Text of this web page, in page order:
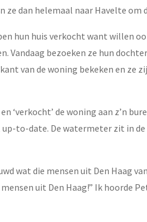
ze dan helemaal naar Havelte om
hun huis verkocht want willen
Vandaag bezoeken ze hun
van de woning bekeken en ze
‘verkocht’ de woning aan z’n
to-date. De watermeter zit in de
wat die mensen uit Den Haag
uit Den Haag!” Ik hoorde